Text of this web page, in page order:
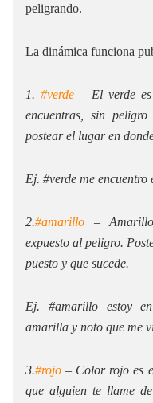
peligrando.
La dinámica funciona
1. #verde– El verde es
encuentras, sin
postear el lugar en
Ej. #verde me encuentro
2.#amarillo –
expuesto al peligro.
puesto y que sucede.
Ej. #amarillo estoy
amarilla y noto que me
3.#rojo – Color rojo es
que alguien te llame